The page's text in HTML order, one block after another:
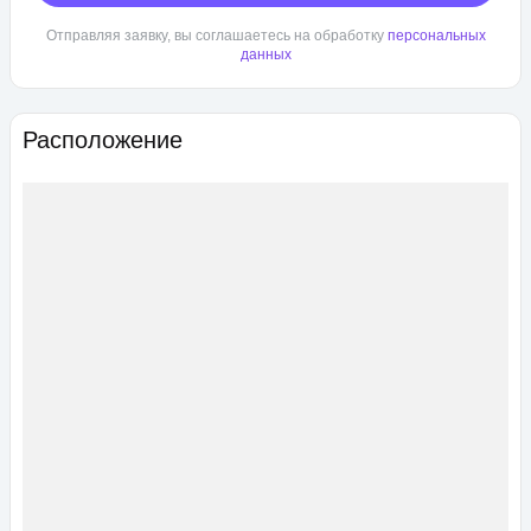
Расположение
Отправляя заявку, вы соглашаетесь на обработку персональных
данных